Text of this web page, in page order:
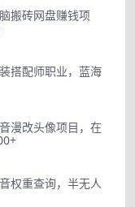
搬砖网盘赚钱项
搭配师职业，蓝海
漫改头像项目，在
权重查询，半无人